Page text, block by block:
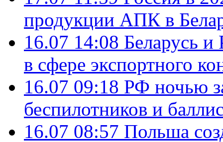
продукции АПК в
16.07 14:08 Беларусь и
в сфере экспортного
16.07 09:18 РФ ночью
беспилотников и
16.07 08:57 Польша